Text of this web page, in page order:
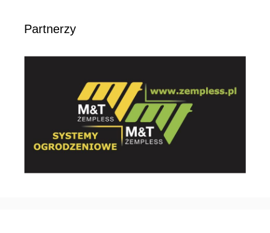
Partnerzy